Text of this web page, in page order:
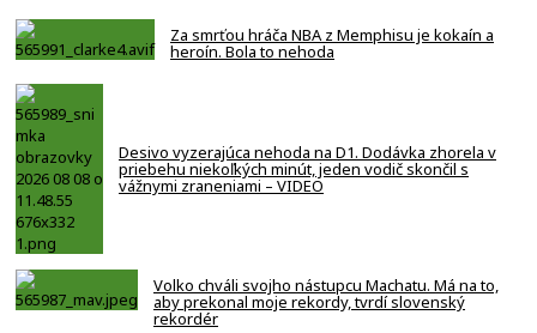
Za smrťou hráča NBA z Memphisu je kokaín a
heroín. Bola to nehoda
Desivo vyzerajúca nehoda na D1. Dodávka zhorela v
priebehu niekoľkých minút, jeden vodič skončil s
vážnymi zraneniami – VIDEO
Volko chváli svojho nástupcu Machatu. Má na to,
aby prekonal moje rekordy, tvrdí slovenský
rekordér